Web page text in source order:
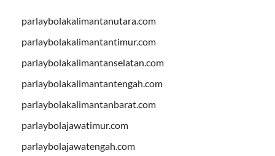
parlaybolakalimantanutara.com
parlaybolakalimantantimur.com
parlaybolakalimantanselatan.com
parlaybolakalimantantengah.com
parlaybolakalimantanbarat.com
parlaybolajawatimur.com
parlaybolajawatengah.com